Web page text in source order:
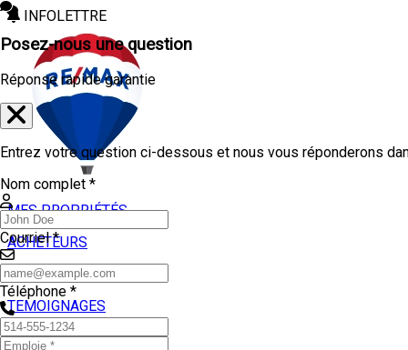
INFOLETTRE
MES PROPRIÉTÉS
ACHETEURS
VENDEURS
TEMOIGNAGES
OUTILS
Posez-nous une question
Réponse rapide garantie
Entrez votre question ci-dessous et nous vous réponderons
Nom complet *
Courriel *
Téléphone *